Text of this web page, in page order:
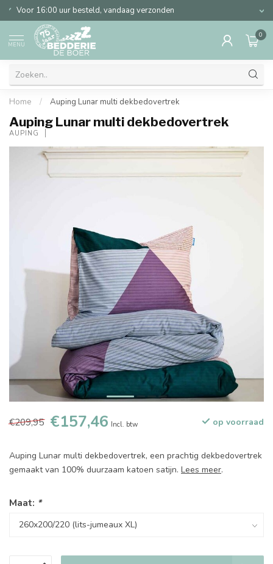
Al 75 jaar ervaring in slapen
MENU
0
Home / Auping Lunar multi dekbedovertrek
Auping Lunar multi dekbedovertrek
AUPING
€209,95 €157,46 Incl. btw op voorraad
Auping Lunar multi dekbedovertrek, een prachtig dekbedovertrek
gemaakt van 100% duurzaam katoen satijn. Lees meer.
Maat: *